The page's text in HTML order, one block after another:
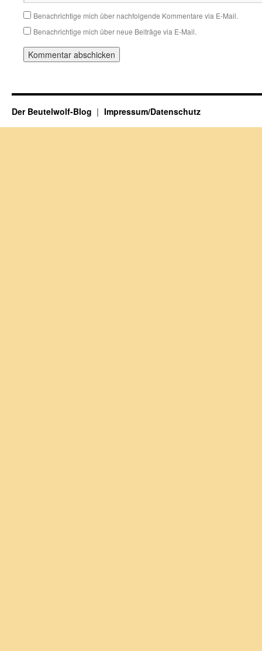
Benachrichtige mich über nachfolgende Kommentare via E-Mail.
Benachrichtige mich über neue Beiträge via E-Mail.
Der Beutelwolf-Blog Impressum/Datenschutz